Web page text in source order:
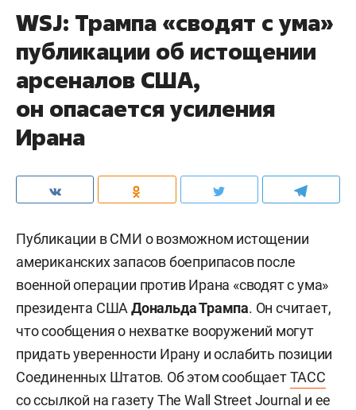
WSJ: Трампа «сводят с ума»
публикации об истощении
арсеналов США,
он опасается усиления
Ирана
Публикации в СМИ о возможном истощении
американских запасов боеприпасов после
военной операции против Ирана «сводят с ума»
президента СШАДональда Трампа. Он считает,
что сообщения о нехватке вооружений могут
придать уверенности Ирану и ослабить позиции
Соединенных Штатов. Об этом сообщаетТАСС
со ссылкой на газету The Wall Street Journal и ее